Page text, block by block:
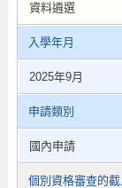
資料遴選
入學年月
2025年9月
申請類別
國內申請
個別資格審查的截